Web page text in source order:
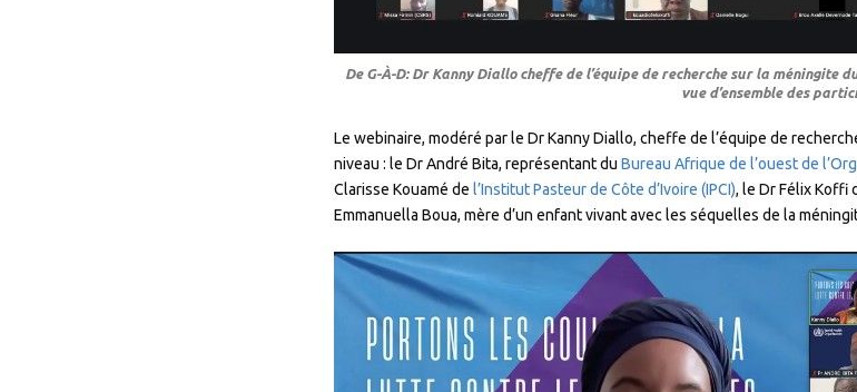
De G-À-D: Dr Kanny Diallo cheffe de l’équipe de recherche sur la méningite
vue d’ensemble des
Le webinaire, modéré par le Dr Kanny Diallo, cheffe de l’équipe de
niveau : le Dr André Bita, représentant du Bureau Afrique de l’ouest de
Clarisse Kouamé de l’Institut Pasteur de Côte d’Ivoire (IPCI), le Dr Félix Koffi
Emmanuella Boua, mère d’un enfant vivant avec les séquelles de la